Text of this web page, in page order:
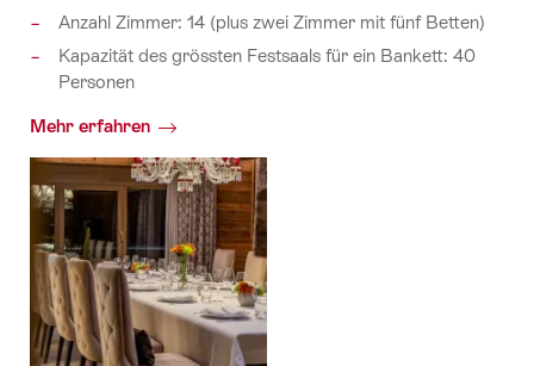
Anzahl Zimmer: 14 (plus zwei Zimmer mit fünf Betten)
Kapazität des grössten Festsaals für ein Bankett: 40
Personen
Mehr erfahren